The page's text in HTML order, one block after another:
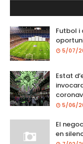
Futbol i
5/07/
Estat
5/06/
El
en